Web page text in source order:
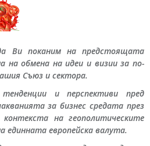
Ви поканим на предстоящата
на обмена на идеи и визии за по-
Съюз и сектора.
и перспективи пред
за бизнес средата през
на геополитическите
единната европейска валута.